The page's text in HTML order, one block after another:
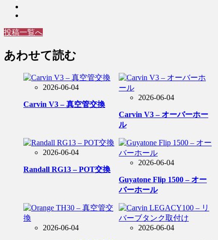
投稿一覧へ
あわせて読む
2026-06-04
Carvin V3 – 真空管交換
2026-06-04
Carvin V3 – オーバーホー
ル
2026-06-04
Randall RG13 – POT交換
2026-06-04
Guyatone Flip 1500 – オー
バーホール
2026-06-04 2026-06-04